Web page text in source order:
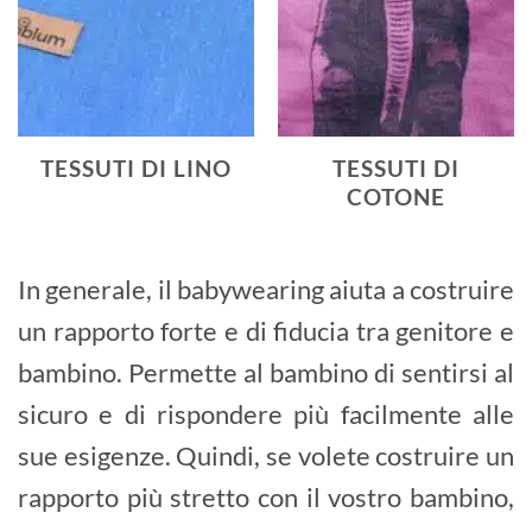
TESSUTI DI LINO
TESSUTI DI
COTONE
In generale, il babywearing aiuta a costruire
un rapporto forte e di fiducia tra genitore e
bambino. Permette al bambino di sentirsi al
sicuro e di rispondere più facilmente alle
sue esigenze. Quindi, se volete costruire un
rapporto più stretto con il vostro bambino,